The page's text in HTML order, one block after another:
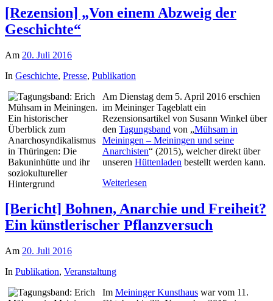
[Rezension] „Von einem Abzweig der
Geschichte“
Am 20. Juli 2016
In Geschichte, Presse, Publikation
Am Dienstag dem 5. April 2016 erschien
im Meininger Tageblatt ein
Rezensionsartikel von Susann Winkel über
den Tagungsband von „Mühsam in
Meiningen – Meiningen und seine
Anarchisten“ (2015), welcher direkt über
unseren Hüttenladen bestellt werden kann.
Weiterlesen
[Bericht] Bohnen, Anarchie und Freiheit?
Ein künstlerischer Pflanzversuch
Am 20. Juli 2016
In Publikation, Veranstaltung
Im Meininger Kunsthaus war vom 11.